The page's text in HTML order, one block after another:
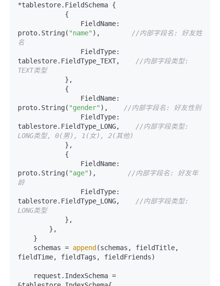
*tablestore.FieldSchema {
proto.String( "name" ),
//内部字段名: 好友姓
名
tablestore.FieldType_TEXT,
//内部字段类型:
TEXT类型
proto.String( "gender" ),
//内部字段名: 好友性别
tablestore.FieldType_LONG,
//内部字段类型:
LONG类型, 0(男), 1(女), 2(其他)
proto.String( "age" ),
//内部字段名: 好友年
龄
tablestore.FieldType_LONG,
//内部字段类型:
LONG类型
    schemas =
append(schemas, fieldTitle,
fieldTime, fieldTags, fieldFriends)